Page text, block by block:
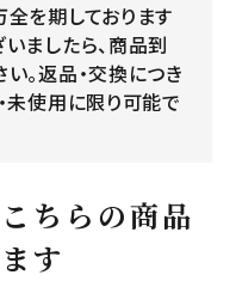
を期しております
ましたら、商品到
。返品・交換につき
未使用に限り可能で
ちらの商品
す